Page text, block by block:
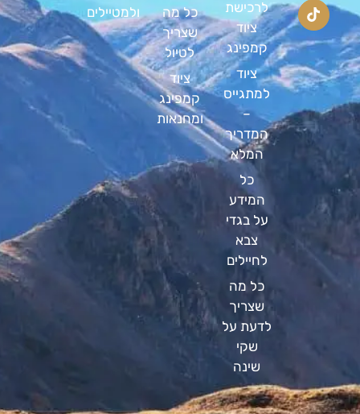
לרכישת
ציוד
קמפינג
ציוד
למתגייס
המדריך
המלא
המידע
על בגדי
לחיילים
כל מה
שצריך
לדעת על
שינה
כל מה
שצריך
לטיול
ציוד
קמפינג
ומחנאות
ולמטיילים